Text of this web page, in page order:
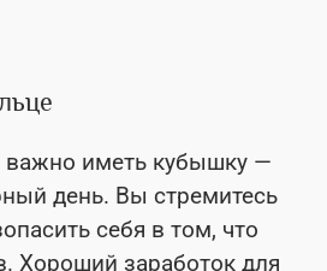
иметь кубышку —
день. Вы стремитесь
себя в том, что
Хороший заработок для